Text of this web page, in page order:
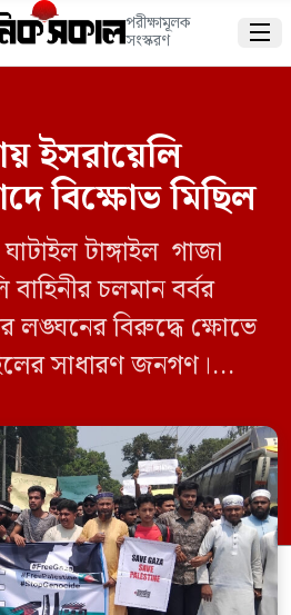
পরীক্ষামূলক
সংস্করণ 
ইসরায়েলি
বিক্ষোভ মিছিল
টাঙ্গাইল গাজা
চলমান বর্বর
লঙ্ঘনের বিরুদ্ধে ক্ষোভে
সাধারণ জনগণ।
থেকে একটি প্রতিবাদ
বিভিন্ন শ্রেণি-পেশার
করে অংশগ্রহণ করেন।
৭১ চত্বর থেকে শুরু হয়ে